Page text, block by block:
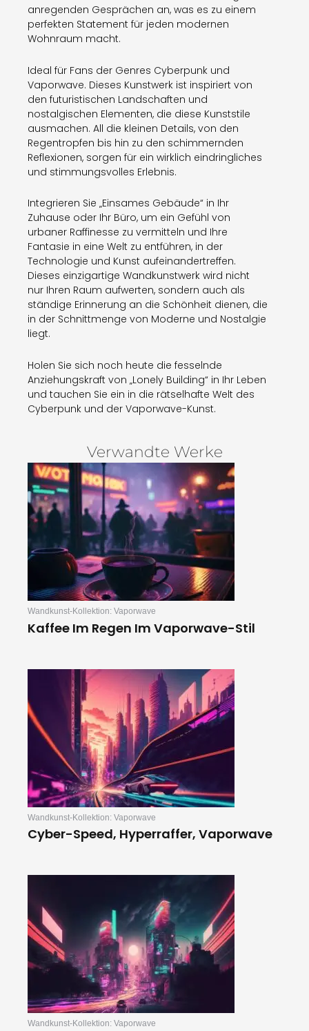
anregenden Gesprächen an, was es zu einem
perfekten Statement für jeden modernen
Wohnraum macht.
Ideal für Fans der Genres Cyberpunk und
Vaporwave. Dieses Kunstwerk ist inspiriert von
den futuristischen Landschaften und
nostalgischen Elementen, die diese Kunststile
ausmachen. All die kleinen Details, von den
Regentropfen bis hin zu den schimmernden
Reflexionen, sorgen für ein wirklich eindringliches
und stimmungsvolles Erlebnis.
Integrieren Sie „Einsames Gebäude“ in Ihr
Zuhause oder Ihr Büro, um ein Gefühl von
urbaner Raffinesse zu vermitteln und Ihre
Fantasie in eine Welt zu entführen, in der
Technologie und Kunst aufeinandertreffen.
Dieses einzigartige Wandkunstwerk wird nicht
nur Ihren Raum aufwerten, sondern auch als
ständige Erinnerung an die Schönheit dienen, die
in der Schnittmenge von Moderne und Nostalgie
liegt.
Holen Sie sich noch heute die fesselnde
Anziehungskraft von „Lonely Building“ in Ihr Leben
und tauchen Sie ein in die rätselhafte Welt des
Cyberpunk und der Vaporwave-Kunst.
Verwandte Werke
Wandkunst-Kollektion: Vaporwave
Kaffee Im Regen Im Vaporwave-Stil
Wandkunst-Kollektion: Vaporwave
Cyber-Speed, Hyperraffer, Vaporwave
Wandkunst-Kollektion: Vaporwave